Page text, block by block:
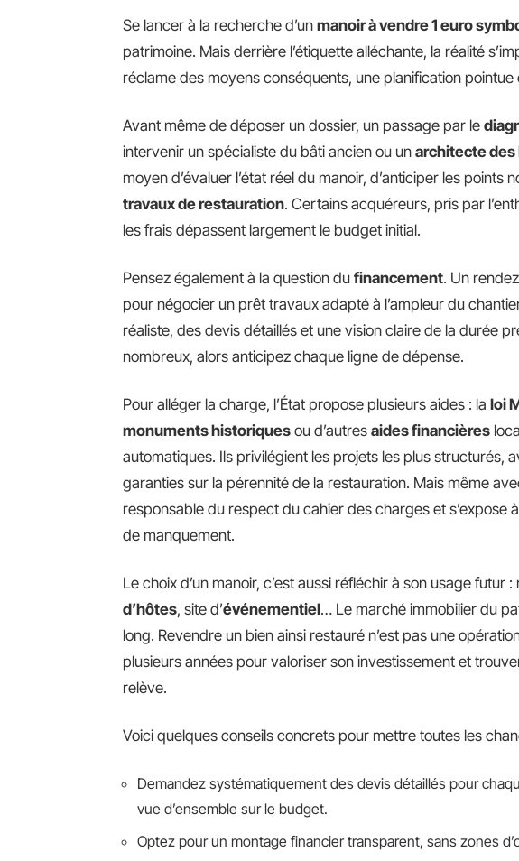
Se lancer à la recherche d’un manoir à vendre 1 euro
patrimoine. Mais derrière l’étiquette alléchante, la réalité
réclame des moyens conséquents, une planification
Avant même de déposer un dossier, un passage par le
intervenir un spécialiste du bâti ancien ou un architecte des
moyen d’évaluer l’état réel du manoir, d’anticiper les
travaux de restauration. Certains acquéreurs, pris par
les frais dépassent largement le budget initial.
Pensez également à la question du financement. Un
pour négocier un prêt travaux adapté à l’ampleur du
réaliste, des devis détaillés et une vision claire de la durée
nombreux, alors anticipez chaque ligne de dépense.
Pour alléger la charge, l’État propose plusieurs aides : la loi
monuments historiques ou d’autres aides financières
automatiques. Ils privilégient les projets les plus structurés,
garanties sur la pérennité de la restauration. Mais même
responsable du respect du cahier des charges et s’expose
de manquement.
Le choix d’un manoir, c’est aussi réfléchir à son usage futur
d’hôtes, site d’événementiel… Le marché immobilier du
long. Revendre un bien ainsi restauré n’est pas une
plusieurs années pour valoriser son investissement et
relève.
Voici quelques conseils concrets pour mettre toutes les
Demandez systématiquement des devis détaillés pour
vue d’ensemble sur le budget.
Optez pour un montage financier transparent, sans zones